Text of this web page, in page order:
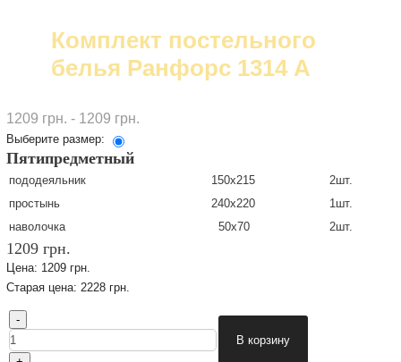
Комплект постельного
белья Ранфорс 1314 А
1209 грн. - 1209 грн.
Выберите размер:
Пятипредметный
пододеяльник 150х215
2шт.
простынь
240х220
1шт.
наволочка
50х70 2шт.
1209 грн.
Цена: 1209 грн.
Старая цена: 2228 грн.